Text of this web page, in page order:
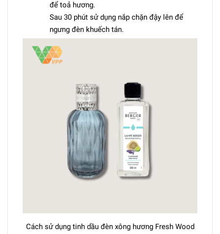
để toả hương.
Sau 30 phút sử dụng nắp chặn đậy lên để
ngưng đèn khuếch tán.
Cách sử dụng tinh dầu đèn xông hương Fresh Wood